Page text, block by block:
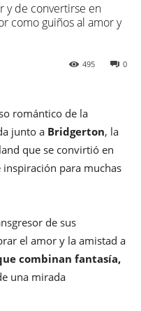
y de convertirse en
como guiños al amor y
0
495
romántico de la
junto a Bridgerton, la
que se convirtió en
para muchas
de sus
el amor y la amistad a
combinan fantasía,
una mirada